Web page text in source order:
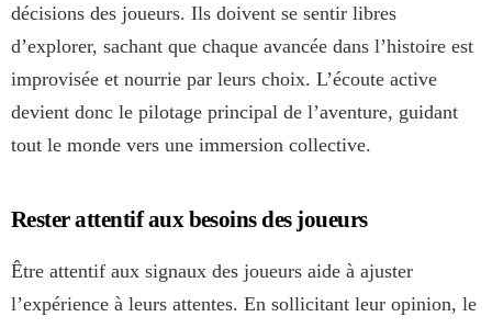
décisions des joueurs. Ils doivent se sentir libres
d’explorer, sachant que chaque avancée dans l’histoire est
improvisée et nourrie par leurs choix. L’écoute active
devient donc le pilotage principal de l’aventure, guidant
tout le monde vers une immersion collective.
Rester attentif aux besoins des joueurs
Être attentif aux signaux des joueurs aide à ajuster
l’expérience à leurs attentes. En sollicitant leur opinion, le